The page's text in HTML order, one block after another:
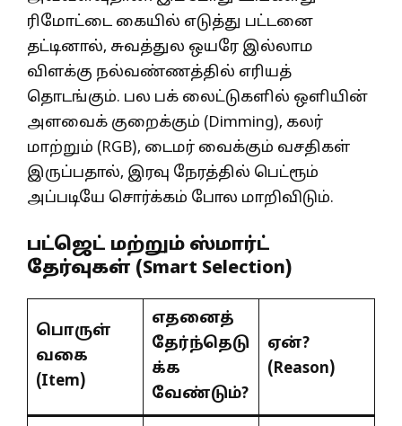
ரிமோட்டை கையில் எடுத்து பட்டனை
தட்டினால், சுவத்துல ஒயரே இல்லாம
விளக்கு நல்வண்ணத்தில் எரியத்
தொடங்கும். பல பக் லைட்டுகளில் ஒளியின்
அளவைக் குறைக்கும் (Dimming), கலர்
மாற்றும் (RGB), டைமர் வைக்கும் வசதிகள்
இருப்பதால், இரவு நேரத்தில் பெட்ரூம்
அப்படியே சொர்க்கம் போல மாறிவிடும்.
பட்ஜெட் மற்றும் ஸ்மார்ட்
தேர்வுகள் (Smart Selection)
பொருள்
வகை
(Item)
எதனைத்
தேர்ந்தெடு
க்க
வேண்டும்?
ஏன்?
(Reason)